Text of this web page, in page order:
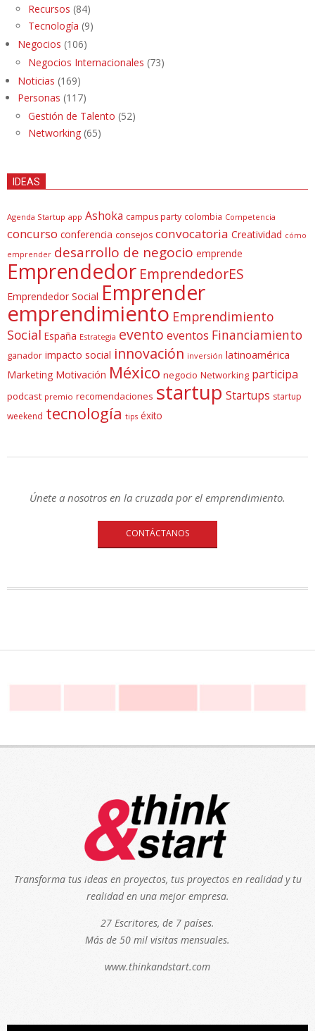
Recursos (84)
Tecnología (9)
Negocios (106)
Negocios Internacionales (73)
Noticias (169)
Personas (117)
Gestión de Talento (52)
Networking (65)
IDEAS
Agenda Startup app Ashoka campus party colombia Competencia
concurso conferencia consejos convocatoria Creatividad cómo
emprender desarrollo de negocio emprende
Emprendedor EmprendedorES
Emprendedor Social Emprender
emprendimiento Emprendimiento
Social España Estrategia evento eventos Financiamiento
ganador impacto social innovación inversión latinoamérica
Marketing Motivación México negocio Networking participa
podcast premio recomendaciones startup Startups startup
weekend tecnología tips éxito
Únete a nosotros en la cruzada por el emprendimiento.
CONTÁCTANOS
Transforma tus ideas en proyectos, tus proyectos en realidad y tu
realidad en una mejor empresa.
27 Escritores, de 7 países.
Más de 50 mil visitas mensuales.
www.thinkandstart.com